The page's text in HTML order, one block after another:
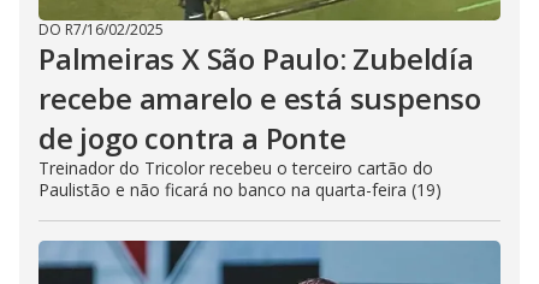
DO R7/16/02/2025
Palmeiras X São Paulo: Zubeldía
recebe amarelo e está suspenso
de jogo contra a Ponte
Treinador do Tricolor recebeu o terceiro cartão do
Paulistão e não ficará no banco na quarta-feira (19)